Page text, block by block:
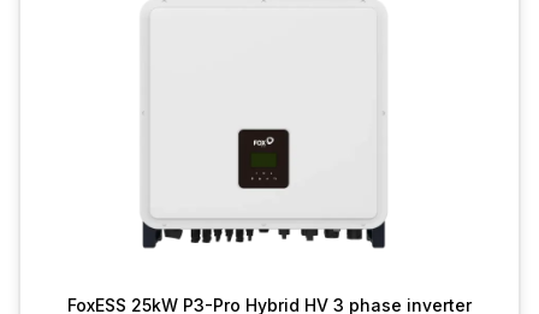
FoxESS 25kW P3-Pro Hybrid HV 3 phase inverter